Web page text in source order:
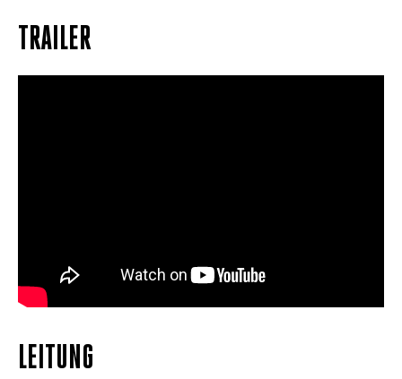
TRAILER
LEITUNG